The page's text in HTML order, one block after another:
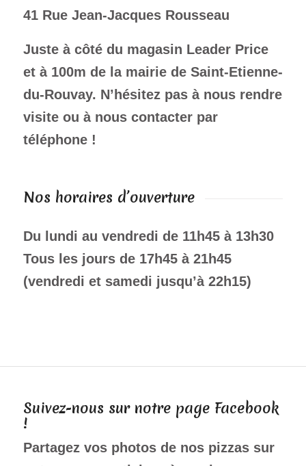
41 Rue Jean-Jacques Rousseau
Juste à côté du magasin Leader Price
et à 100m de la mairie de Saint-Etienne-
du-Rouvay. N’hésitez pas à nous rendre
visite ou à nous contacter par
téléphone !
Nos horaires d’ouverture
Du lundi au vendredi de 11h45 à 13h30
Tous les jours de 17h45 à 21h45
(vendredi et samedi jusqu’à 22h15)
Suivez-nous sur notre page Facebook
!
Partagez vos photos de nos pizzas sur